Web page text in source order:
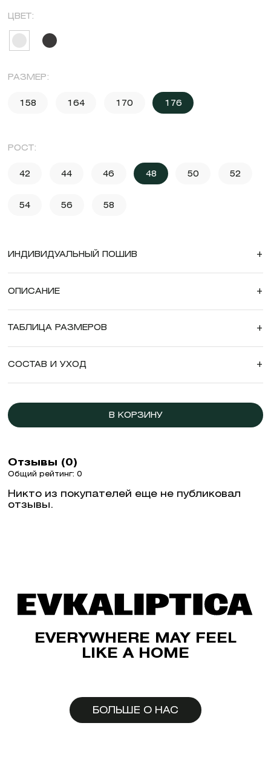
ЦВЕТ:
РАЗМЕР:
158 164 170 176
РОСТ:
42 44 46 48 50 52
54 56 58
ИНДИВИДУАЛЬНЫЙ ПОШИВ +
ОПИСАНИЕ +
ТАБЛИЦА РАЗМЕРОВ +
СОСТАВ И УХОД +
В КОРЗИНУ
Отзывы (0)
Общий рейтинг: 0
Никто из покупателей еще не публиковал
отзывы.
EVERYWHERE MAY FEEL
LIKE A HOME
БОЛЬШЕ О НАС